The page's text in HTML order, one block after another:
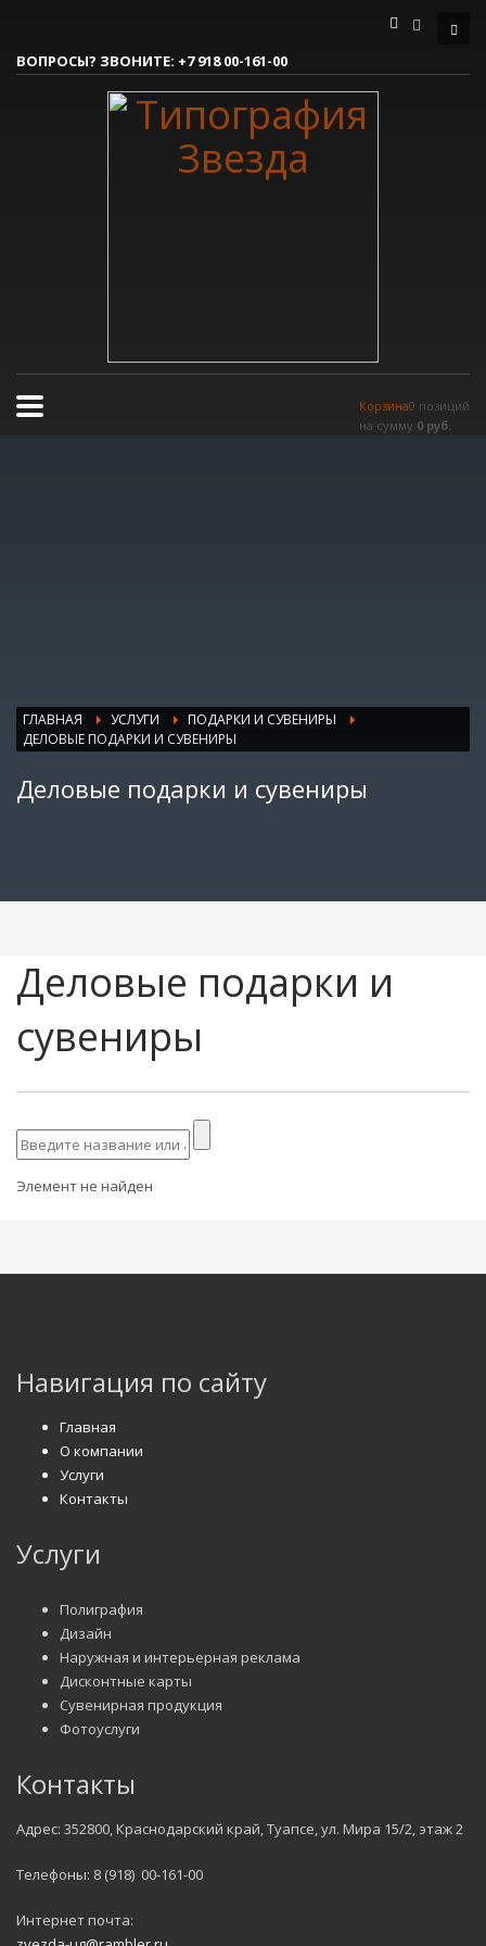
1 Вы делаете заявку.
Согласовываем макет.
Получаете готовый заказ!
ВОПРОСЫ? ЗВОНИТЕ: +7 918 00-161-00
Корзина0 позиций
на сумму 0 руб.
ГЛАВНАЯ УСЛУГИ
ПОДАРКИ И СУВЕНИРЫ
ДЕЛОВЫЕ ПОДАРКИ И СУВЕНИРЫ
Деловые подарки и сувениры
Деловые подарки и
сувениры
Элемент не найден
Навигация по сайту
Главная
О компании
Услуги
Контакты
Услуги
Полиграфия
Дизайн
Наружная и интерьерная реклама
Дисконтные карты
Сувенирная продукция
Фотоуслуги
Контакты
Адрес: 352800, Краснодарский край, Туапсе, ул. Мира 15/2, этаж 2
Телефоны: 8 (918) 00-161-00
Интернет почта: